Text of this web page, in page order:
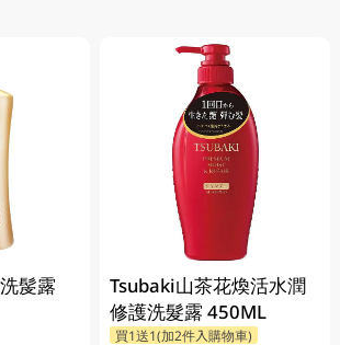
髲露
Tsubaki山茶花煥活水潤
修護洗髮露 450ML
買1送1(加2件入購物車)